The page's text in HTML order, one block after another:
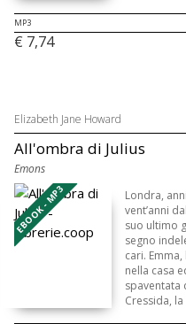
MP3
€ 7,74
Elizabeth Jane Howard
All'ombra di Julius
Emons
EBOOK - MP3
Londra,
vent’anni
suo ultimo
segno
cari.
nella casa
spaventata
Cressida, la